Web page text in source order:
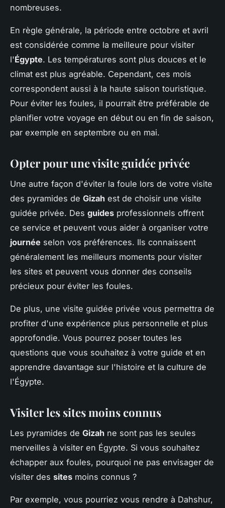
nombreuses.
En règle générale, la période entre octobre et avril
est considérée comme la meilleure pour visiter
l'Égypte. Les températures sont plus douces et le
climat est plus agréable. Cependant, ces mois
correspondent aussi à la haute saison touristique.
Pour éviter les foules, il pourrait être préférable de
planifier votre voyage en début ou en fin de saison,
par exemple en septembre ou en mai.
Opter pour une visite guidée privée
Une autre façon d'éviter la foule lors de votre visite
des pyramides de Gizah est de choisir une visite
guidée privée. Des guides professionnels offrent
ce service et peuvent vous aider à organiser votre
journée selon vos préférences. Ils connaissent
généralement les meilleurs moments pour visiter
les sites et peuvent vous donner des conseils
précieux pour éviter les foules.
De plus, une visite guidée privée vous permettra de
profiter d'une expérience plus personnelle et plus
approfondie. Vous pourrez poser toutes les
questions que vous souhaitez à votre guide et en
apprendre davantage sur l'histoire et la culture de
l'Égypte.
Visiter les sites moins connus
Les pyramides de Gizah ne sont pas les seules
merveilles à visiter en Égypte. Si vous souhaitez
échapper aux foules, pourquoi ne pas envisager de
visiter des sites moins connus ?
Par exemple, vous pourriez vous rendre à Dahshur,